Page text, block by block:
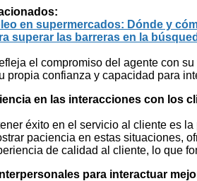
en supermercados: Dónde y
superar las barreras en la
el compromiso del agente con
propia confianza y capacidad para
en las interacciones con los
éxito en el servicio al cliente es
paciencia en estas situaciones,
de calidad al cliente, lo que
para interactuar